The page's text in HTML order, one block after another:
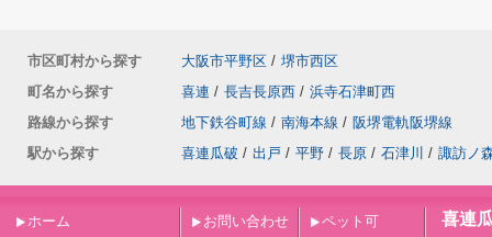
市区町村から探す 大阪市平野区 / 堺市西区
町名から探す
喜連 / 長吉長原西 / 浜寺石津町西
路線から探す
地下鉄谷町線 / 南海本線 / 阪堺電軌阪堺線
駅から探す
喜連瓜破 / 出戸 / 平野 / 長原 / 石津川 / 諏訪ノ
ホーム
お問い合わせ
ペット可
喜連